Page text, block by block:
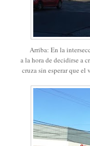
Arriba: En la
a la hora de decidirse a
cruza sin esperar que